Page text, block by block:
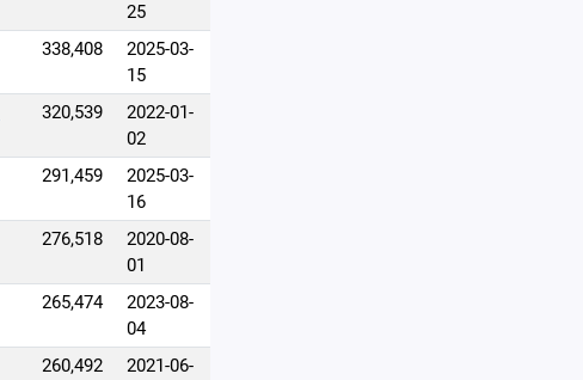
25
338,408
2025-03-
15
320,539
2022-01-
02
291,459
2025-03-
16
276,518
2020-08-
01
265,474
2023-08-
04
260,492
2021-06-